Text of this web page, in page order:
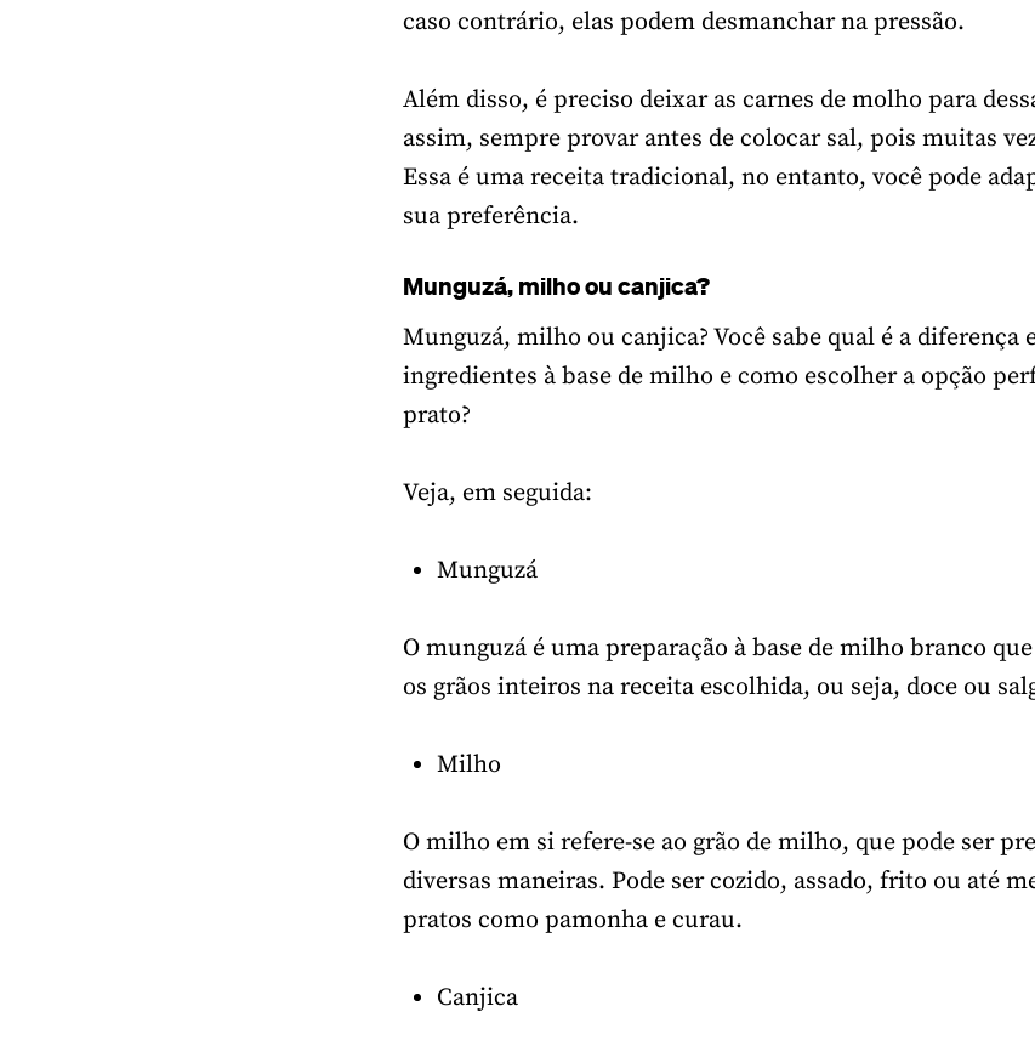
caso contrário, elas podem desmanchar na pressão.
Além disso, é preciso deixar as carnes de molho para
assim, sempre provar antes de colocar sal, pois muitas
Essa é uma receita tradicional, no entanto, você pode
sua preferência.
Munguzá, milho ou canjica?
Munguzá, milho ou canjica? Você sabe qual é a diferença
ingredientes à base de milho e como escolher a opção
prato?
Veja, em seguida:
Munguzá
O munguzá é uma preparação à base de milho branco
os grãos inteiros na receita escolhida, ou seja, doce ou
Milho
O milho em si refere-se ao grão de milho, que pode ser
diversas maneiras. Pode ser cozido, assado, frito ou até
pratos como pamonha e curau.
Canjica